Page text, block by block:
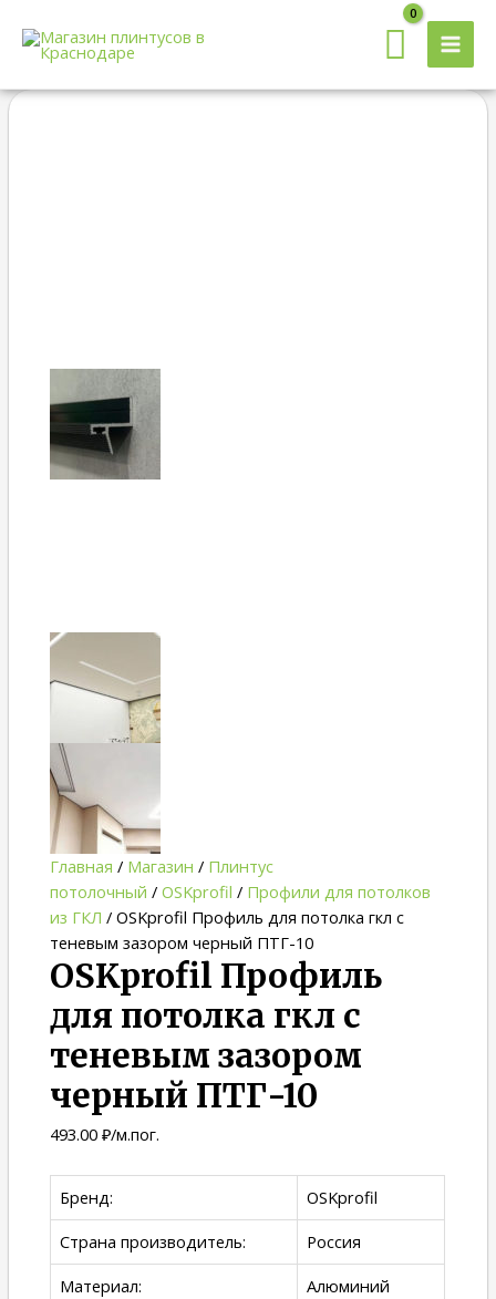
Главная / Магазин / Плинтус
потолочный /OSKprofil / Профили для потолков
из ГКЛ / OSKprofil Профиль для потолка гкл с
теневым зазором черный ПТГ-10
OSKprofil Профиль
для потолка гкл с
теневым зазором
черный ПТГ-10
493.00₽/м.пог.
Бренд:
OSKprofil
Страна производитель:
Россия
Материал:
Алюминий
Quantity